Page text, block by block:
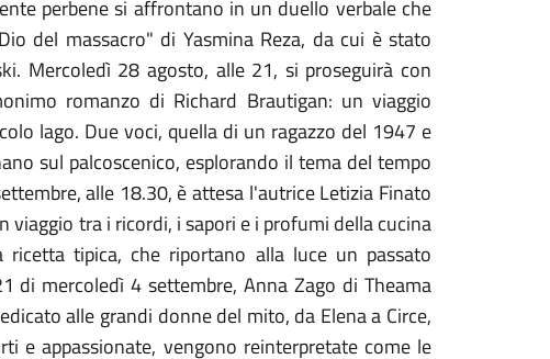
perbene si affrontano in un duello verbale che
del massacro" di Yasmina Reza, da cui è stato
Mercoledì 28 agosto, alle 21, si proseguirà con
romanzo di Richard Brautigan: un viaggio
lago. Due voci, quella di un ragazzo del 1947 e
sul palcoscenico, esplorando il tema del tempo
alle 18.30, è attesa l'autrice Letizia Finato
viaggio tra i ricordi, i sapori e i profumi della cucina
tipica, che riportano alla luce un passato
mercoledì 4 settembre, Anna Zago di Theama
alle grandi donne del mito, da Elena a Circe,
e appassionate, vengono reinterpretate come le